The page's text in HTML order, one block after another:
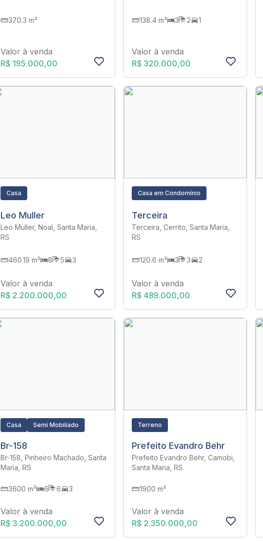
370.3 m²
Valor à venda
R$ 195.000,00
138.4 m² 3 2 1
Valor à venda
R$ 320.000,00
Casa
Leo Muller
Leo Muller, Noal, Santa Maria,
RS
460.19 m² 8 5 3
Valor à venda
R$ 2.200.000,00
Casa em Condomínio
Terceira
Terceira, Cerrito, Santa Maria,
RS
120.6 m² 3 3 2
Valor à venda
R$ 489.000,00
Casa Semi Mobiliado
Br-158
Br-158, Pinheiro Machado, Santa
Maria, RS
3600 m² 6 6 3
Valor à venda
R$ 3.200.000,00
Terreno
Prefeito Evandro Behr
Prefeito Evandro Behr, Camobi,
Santa Maria, RS
1900 m²
Valor à venda
R$ 2.350.000,00